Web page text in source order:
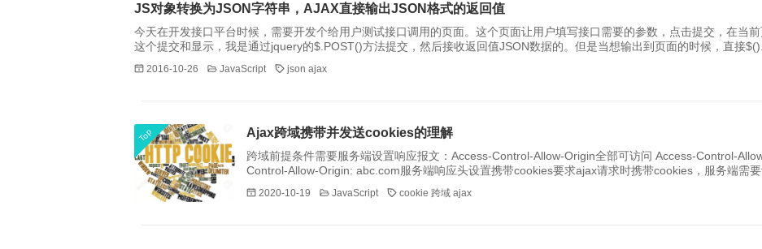
JS对象转换为JSON字符串，AJAX直接输出JSON格式的返回值
今天在开发接口平台时候，需要开发个给用户测试接口调用的页面。这个页面让用户填写接口需要的参数，点击提交，在当前
这个提交和显示，我是通过jquery的$.POST()方法提交，然后接收返回值JSON数据的。但是当想输出到页面的时候，直接
2016-10-26 JavaScript json ajax
Top Ajax跨域携带并发送cookies的理解
跨域前提条件需要服务端设置响应报文：Access-Control-Allow-Origin全部可访问 Access-Control-
Control-Allow-Origin: abc.com服务端响应头设置携带cookies要求ajax请求时携带cookies，服务端需
2020-10-19 JavaScript cookie 跨域 ajax